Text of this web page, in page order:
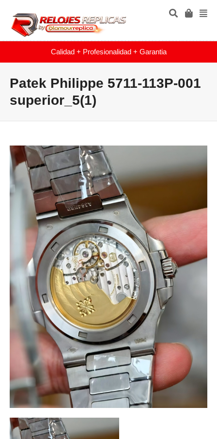
Calidad + Profesionalidad + Garantia
Patek Philippe 5711-113P-001
superior_5(1)